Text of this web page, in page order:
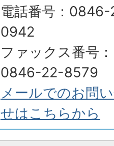
電話番号：
0942
ファックス番号：
0846-22-8579
メールでのお問
せはこちらから